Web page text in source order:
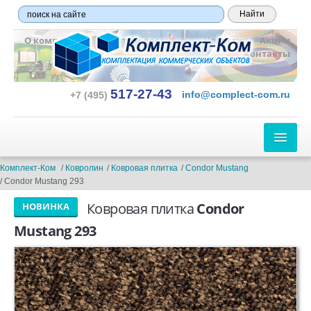
О компании Оплата и доставка Новости
Акции
Контакты
+7 (495) 517-27-43 info@complect-com.ru
ЛИНОЛЕУМ
ПО ТИПУ:
Полукоммерческий
Коммерческий
Гетерогенный
Гомогенный
Комплект-Ком Ковролин Ковровая плитка
Condor Mustang
Condor Mustang 293
НОВИНКА Ковровая плиткаCondor
Mustang 293